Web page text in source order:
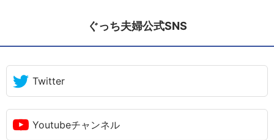
ぐっち夫婦公式SNS
Twitter
Youtubeチャンネル